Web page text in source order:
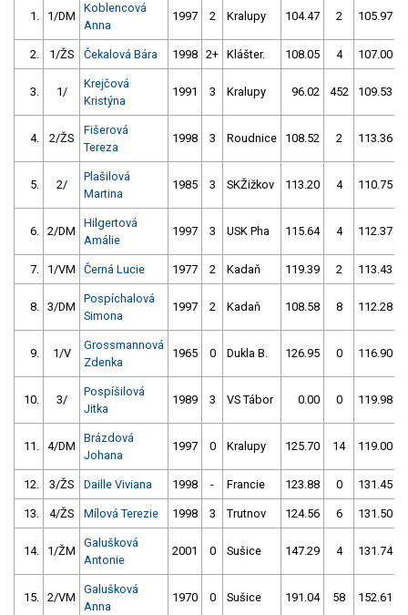
1. 1/DM
Koblencová
Anna
1997 2 Kralupy 104.47 2 105.97
2. 1/ŽS Čekalová Bára 1998 2+ Klášter. 108.05 4 107.00
3. 1/
Krejčová
Kristýna
1991 3 Kralupy 96.02 452 109.53
4. 2/ŽS
Fišerová
Tereza
1998 3 Roudnice 108.52 2 113.36
5. 2/
Plašilová
Martina
1985 3 SKŽižkov 113.20 4 110.75
6. 2/DM
Hilgertová
Amálie
1997 3 USK Pha 115.64 4 112.37
7. 1/VM Černá Lucie 1977 2 Kadaň 119.39 2 113.43
8. 3/DM
Pospíchalová
Simona
1997 2 Kadaň 108.58 8 112.28
9. 1/V
Grossmannová
Zdenka
1965 0 Dukla B. 126.95 0 116.90
10. 3/
Pospíšilová
Jitka
1989 3 VS Tábor 0.00 0 119.98
11. 4/DM
Brázdová
Johana
1997 0 Kralupy 125.70 14 119.00
12. 3/ŽS Daille Viviana 1998 - Francie 123.88 0 131.45
13. 4/ŽS Mílová Terezie 1998 3 Trutnov 124.56 6 131.50
14. 1/ŽM
Galušková
Antonie
2001 0 Sušice 147.29 4 131.74
15. 2/VM
Galušková
Anna
1970 0 Sušice 191.04 58 152.61